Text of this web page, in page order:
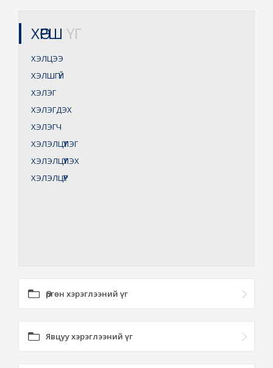
ХӨРШ ҮГ
ХЭЛЦЭЭ
ХЭЛШГҮЙ
ХЭЛЭГ
ХЭЛЭГДЭХ
ХЭЛЭГЧ
ХЭЛЭЛЦҮҮЛЭГ
ХЭЛЭЛЦҮҮЛЭХ
ХЭЛЭЛЦҮҮР
Өргөн хэрэглээний үг
Явцуу хэрэглээний үг